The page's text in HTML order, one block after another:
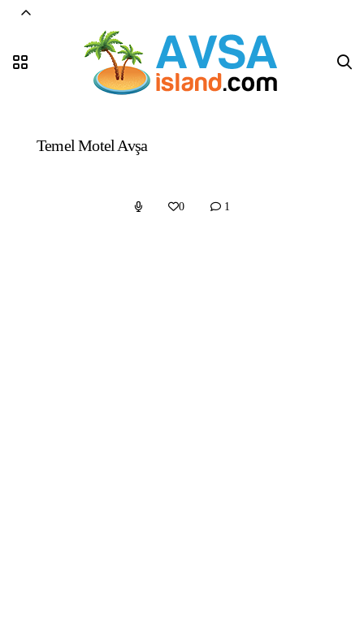
Temel Motel Avşa
0 1